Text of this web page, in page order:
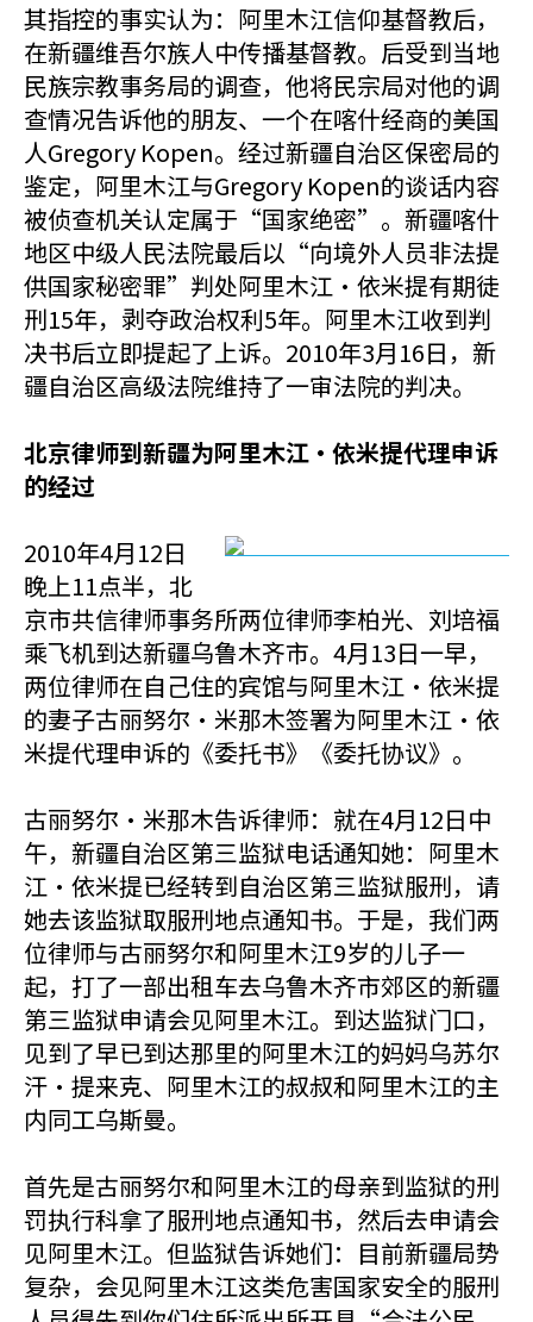
其指控的事实认为：阿里木江信仰基督教后，
在新疆维吾尔族人中传播基督教。后受到当地
民族宗教事务局的调查，他将民宗局对他的调
查情况告诉他的朋友、一个在喀什经商的美国
人Gregory Kopen。经过新疆自治区保密局的
鉴定，阿里木江与Gregory Kopen的谈话内容
被侦查机关认定属于“国家绝密”。新疆喀什
地区中级人民法院最后以“向境外人员非法提
供国家秘密罪”判处阿里木江·依米提有期徒
刑15年，剥夺政治权利5年。阿里木江收到判
决书后立即提起了上诉。2010年3月16日，新
疆自治区高级法院维持了一审法院的判决。
北京律师到新疆为阿里木江·依米提代理申诉
的经过
2010年4月12日
晚上11点半，北
京市共信律师事务所两位律师李柏光、刘培福
乘飞机到达新疆乌鲁木齐市。4月13日一早，
两位律师在自己住的宾馆与阿里木江·依米提
的妻子古丽努尔·米那木签署为阿里木江·依
米提代理申诉的《委托书》《委托协议》。
古丽努尔·米那木告诉律师：就在4月12日中
午，新疆自治区第三监狱电话通知她：阿里木
江·依米提已经转到自治区第三监狱服刑，请
她去该监狱取服刑地点通知书。于是，我们两
位律师与古丽努尔和阿里木江9岁的儿子一
起，打了一部出租车去乌鲁木齐市郊区的新疆
第三监狱申请会见阿里木江。到达监狱门口，
见到了早已到达那里的阿里木江的妈妈乌苏尔
汗·提来克、阿里木江的叔叔和阿里木江的主
内同工乌斯曼。
首先是古丽努尔和阿里木江的母亲到监狱的刑
罚执行科拿了服刑地点通知书，然后去申请会
见阿里木江。但监狱告诉她们：目前新疆局势
复杂，会见阿里木江这类危害国家安全的服刑